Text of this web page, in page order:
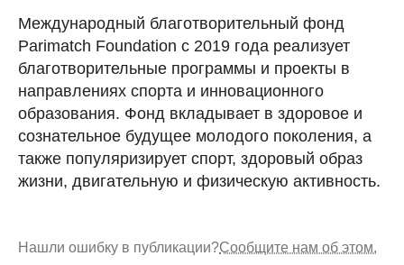
Международный благотворительный фонд
Parimatch Foundation с 2019 года реализует
благотворительные программы и проекты в
направлениях спорта и инновационного
образования. Фонд вкладывает в здоровое и
сознательное будущее молодого поколения, а
также популяризирует спорт, здоровый образ
жизни, двигательную и физическую активность.
Нашли ошибку в публикации?Сообщите нам об этом.